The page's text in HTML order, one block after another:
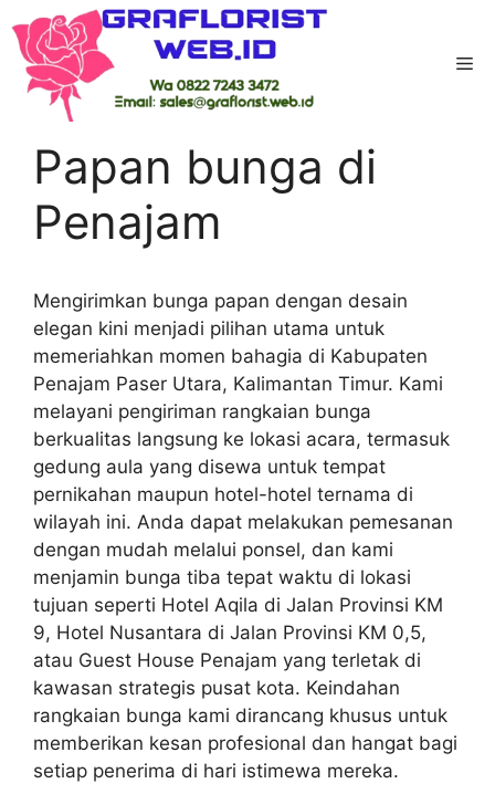
to
content
Home -Kab Paser Utara
Penajam
Papan bunga di
Penajam
Mengirimkan bunga papan dengan desain
elegan kini menjadi pilihan utama untuk
memeriahkan momen bahagia di Kabupaten
Penajam Paser Utara, Kalimantan Timur. Kami
melayani pengiriman rangkaian bunga
berkualitas langsung ke lokasi acara, termasuk
gedung aula yang disewa untuk tempat
pernikahan maupun hotel-hotel ternama di
wilayah ini. Anda dapat melakukan pemesanan
dengan mudah melalui ponsel, dan kami
menjamin bunga tiba tepat waktu di lokasi
tujuan seperti Hotel Aqila di Jalan Provinsi KM
9, Hotel Nusantara di Jalan Provinsi KM 0,5,
atau Guest House Penajam yang terletak di
kawasan strategis pusat kota. Keindahan
rangkaian bunga kami dirancang khusus untuk
memberikan kesan profesional dan hangat bagi
setiap penerima di hari istimewa mereka.